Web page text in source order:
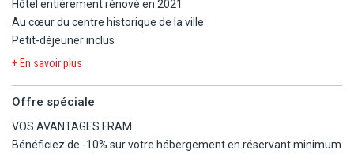
patrimoine classé à l'UNESCO, festivals animés et douceur de
vivre.
Découvrez Porto, la perle du nord du Portugal, où tradition et
ses ruelles colorées, entre azulejos scintillants, marchés animés et
Hôtel entièrement rénové en 2021
Au cœur du centre historique de la ville
Petit-déjeuner inclus
+ En savoir plus
Offre spéciale
VOS AVANTAGES FRAM
Bénéficiez de -10% sur votre hébergement en réservant minimum